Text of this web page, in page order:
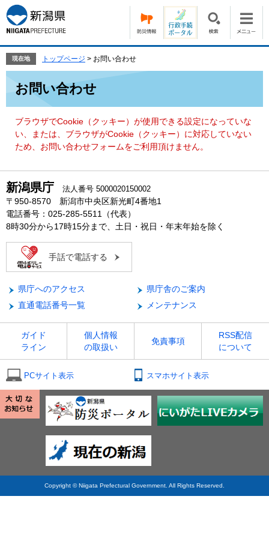
ー
ジ
の
頭
す。
ニ
ュ
ー
飛
て
現在地 トップページ > お問い合わせ
お問い合わせ
ブラウザでCookie（クッキー）が使用できる設定になっていな
い、または、ブラウザがCookie（クッキー）に対応していない
ため、お問い合わせフォームをご利用頂けません。
新潟県庁 法人番号 5000020150002
〒950-8570 新潟市中央区新光町4番地1
電話番号：025-285-5511（代表）
8時30分から17時15分まで、土日・祝日・年末年始を除く
手話で電話する
県庁へのアクセス
県庁舎のご案内
直通電話番号一覧
メンテナンス
ガイド
ライン
個人情報
の取扱い
免責事項
RSS配信
について
PCサイト表示 スマホサイト表示
Copyright © Niigata Prefectural Government. All Rights Reserved.